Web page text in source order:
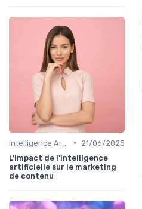
•
21/06/2025
L'impact de l'intelligence
artificielle sur le marketing
de contenu